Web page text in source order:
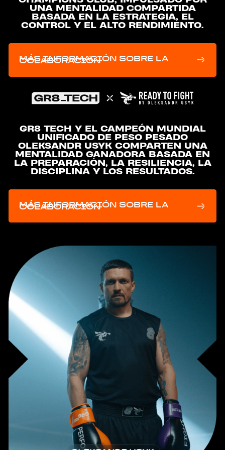
UNA MENTALIDAD COMPARTIDA
BASADA EN LA ESTRATEGIA, EL
CONTROL Y EL ALTO RENDIMIENTO.
MÁS INFORMACIÓN SOBRE LA
COLABORACIÓN
GR8 TECH Y EL CAMPEÓN MUNDIAL
UNIFICADO DE PESO PESADO
OLEKSANDR USYK COMPARTEN UNA
MENTALIDAD GANADORA BASADA EN
LA PREPARACIÓN, LA RESILIENCIA, LA
DISCIPLINA Y LOS RESULTADOS.
MÁS INFORMACIÓN SOBRE LA
COLABORACIÓN